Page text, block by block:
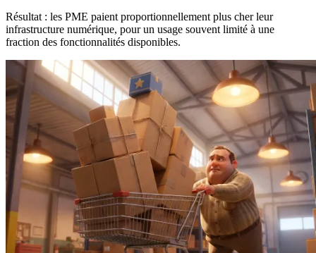
Résultat : les PME paient proportionnellement plus cher leur
infrastructure numérique, pour un usage souvent limité à une
fraction des fonctionnalités disponibles.